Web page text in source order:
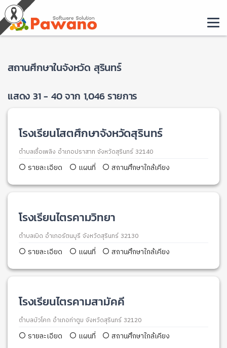
สถานศึกษาในจังหวัด สุรินทร์
แสดง 31 - 40 จาก 1,046 รายการ
โรงเรียนโสตศึกษาจังหวัดสุรินทร์
ตำบลเชื้อเพลิง อำเภอปราสาท จังหวัดสุรินทร์ 32140
รายละเอียด แผนที่ สถานศึกษาใกล้เคียง
โรงเรียนไตรคามวิทยา
ตำบลเบิด อำเภอรัตนบุรี จังหวัดสุรินทร์ 32130
รายละเอียด แผนที่ สถานศึกษาใกล้เคียง
โรงเรียนไตรคามสามัคคี
ตำบลบัวโคก อำเภอท่าตูม จังหวัดสุรินทร์ 32120
รายละเอียด แผนที่ สถานศึกษาใกล้เคียง